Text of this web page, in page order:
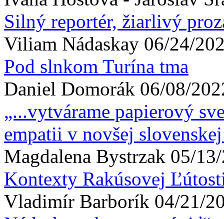
Silný reportér, žiarlivý
Viliam Nádaskay 06/24/
Pod slnkom Turína tma
Daniel Domorák 06/08/
„...vytvárame papierový
empatii v novšej
Magdalena Bystrzak 05/
Kontexty Rakúsovej
Vladimír Barborík 04/21/